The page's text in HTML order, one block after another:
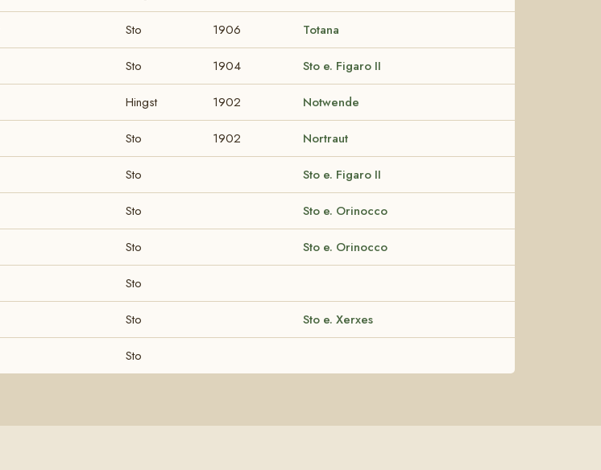
Sto 1906 Totana
Sto 1904 Sto e. Figaro II
Hingst 1902 Notwende
Sto 1902 Nortraut
Sto Sto e. Figaro II
Sto Sto e. Orinocco
Sto Sto e. Orinocco
Sto
Sto Sto e. Xerxes
Sto